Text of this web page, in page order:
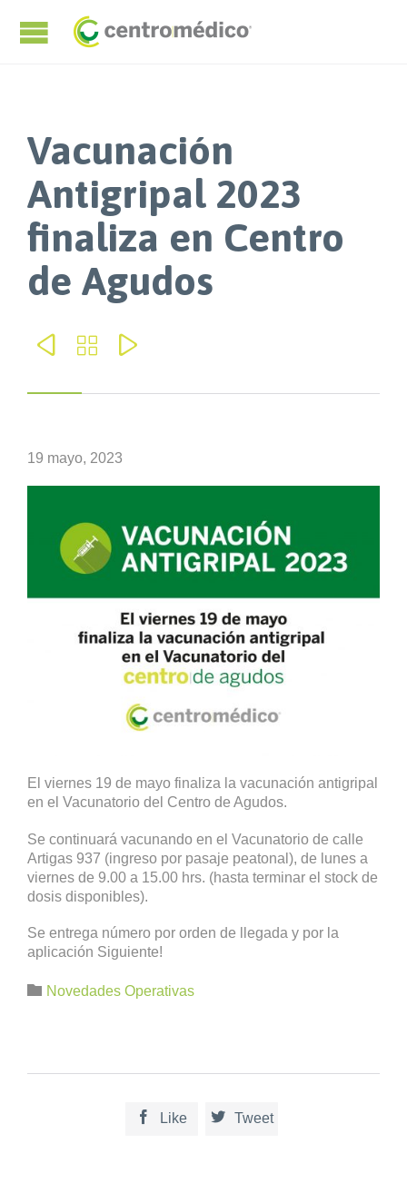
Vacunación
Antigripal 2023
finaliza en Centro
de Agudos
  
19 mayo, 2023
El viernes 19 de mayo finaliza la vacunación antigripal
en el Vacunatorio del Centro de Agudos.
Se continuará vacunando en el Vacunatorio de calle
Artigas 937 (ingreso por pasaje peatonal), de lunes a
viernes de 9.00 a 15.00 hrs. (hasta terminar el stock de
dosis disponibles).
Se entrega número por orden de llegada y por la
aplicación Siguiente!
 Category
Novedades Operativas
 Like  Tweet